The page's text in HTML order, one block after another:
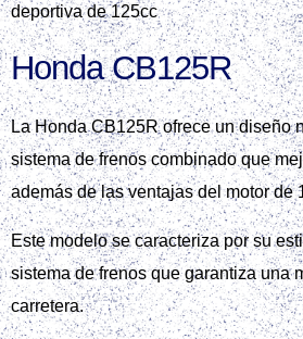
deportiva de 125cc
Honda CB125R
La Honda CB125R ofrece un diseño
sistema de frenos combinado que
además de las ventajas del motor de
Este modelo se caracteriza por su
sistema de frenos que garantiza una
carretera.